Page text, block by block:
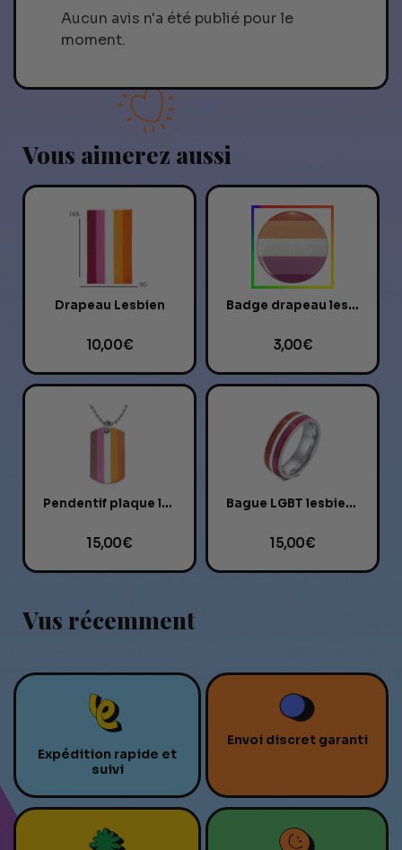
Aucun avis n'a été publié pour le
moment.
Vous aimerez aussi
Drapeau Lesbien
10,00 €
Badge drapeau lesbien
3,00 €
Pendentif plaque lesbienne
15,00 €
Bague LGBT lesbienne
15,00 €
Vus récemment
Expédition rapide et
suivi
Envoi discret garanti